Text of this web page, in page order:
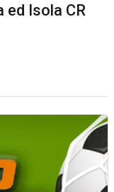
ed Isola CR